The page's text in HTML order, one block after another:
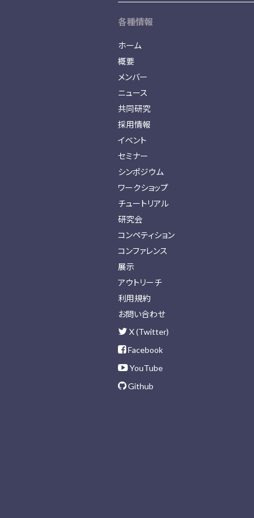
各種情報
ホーム
概要
メンバー
ニュース
共同研究
採用情報
イベント
セミナー
シンポジウム
ワークショップ
チュートリアル
研究会
コンペティション
コンファレンス
展示
アウトリーチ
利用規約
お問い合わせ
X (Twitter)
Facebook
YouTube
Github